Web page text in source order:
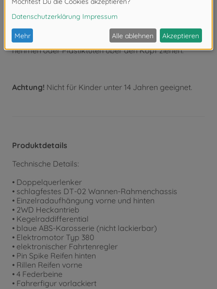
Wenn Sie Farben und/oder Kleber verwenden (nicht
im Bausatz enthalten), beachten und befolgen Sie die
dort beiliegenden Anweisungen.
Bausatz von kleinen Kindern fernhalten. Verhüten Sie,
dass Kinder irgendwelche Bauteile in den Mund
nehmen oder Plastiktüten über den Kopf ziehen.
Achtung! Nicht für Kinder unter 14 Jahren geeignet.
Produktdetails
Technische Details:
• Doppelquerlenker
• schlagfestes DT-02 Wannen-Rahmenchassis
• Einzelradaufhängung vorne und hinten
• 2WD Heckantrieb
• Kegelraddifferential
• blaue ABS-Karosserie (nicht lackierbar)
• Elektromotor Typ 380
• elektronischer Fahrtenregler
• Pin Spike Reifen hinten
• Rillen Reifen vorne
• 4 Federbeine
• Fahrerfigur vorlackiert